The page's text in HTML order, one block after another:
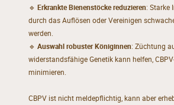
🔹 Erkrankte Bienenstöcke reduzieren: Starke
durch das Auflösen oder Vereinigen
werden.
🔹 Auswahl robuster Königinnen: Züchtung
widerstandsfähige Genetik kann helfen,
minimieren.
CBPV ist nicht meldepflichtig, kann aber